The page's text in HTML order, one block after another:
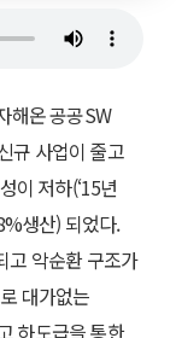
해온 공공SW
규 사업이 줄고
이 저하(‘15년
생산) 되었다.
고 악순환 구조가
대가없는
하도급을 통한